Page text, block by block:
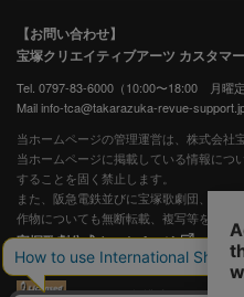
【お問い合わせ】
宝塚クリエイティブアーツ カスタマ
Tel. 0797-83-6000（10:00〜18:00 月曜定
Mail info-tca@takarazuka-revue-
当ホームページの管理運営は、株式会社
当ホームページに掲載している情報につ
することを固く禁止します。
また、阪急電鉄並びに宝塚歌劇団、宝
作物についても無断転載、複写等を禁じま
宝塚歌劇公式ホームページ